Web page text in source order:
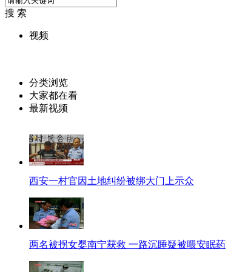
搜 索
视频
分类浏览
大家都在看
最新视频
西安一村官因土地纠纷被绑大门上示众
两名被拐女婴南宁获救 一路沉睡疑被喂安眠药